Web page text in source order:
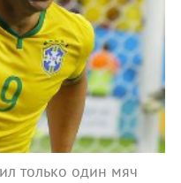
только один мяч